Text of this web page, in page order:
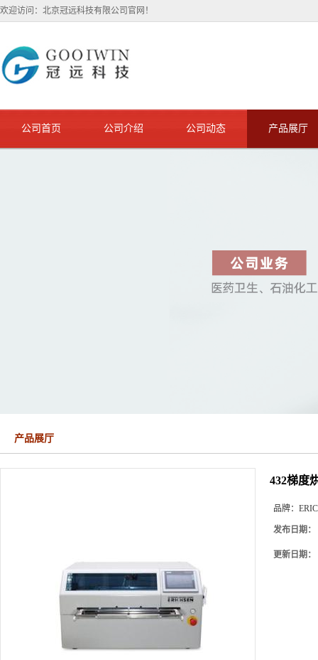
欢迎访问：北京冠远科技有限公司官网！
公司首页 公司介绍 公司动态 产品展厅
产品展厅
432梯度
品牌：
发布日期：
更新日期：